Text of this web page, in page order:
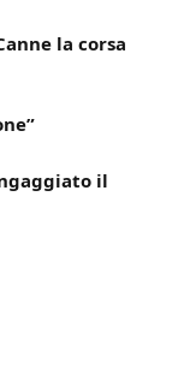
la corsa
il